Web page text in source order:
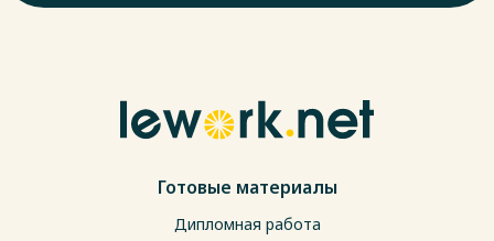
Готовые материалы
Дипломная работа